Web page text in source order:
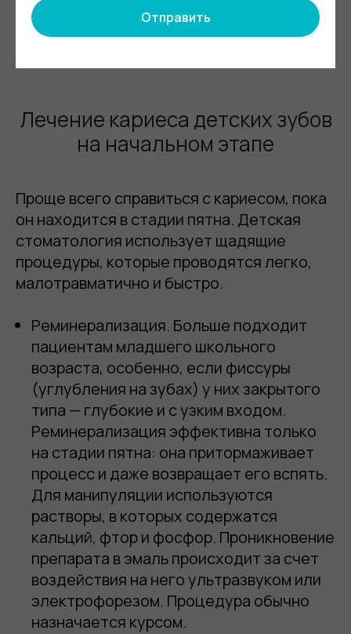
Отправить
исследование, трансиллюминационный
метод.
Лечение кариеса детских зубов
на начальном этапе
Проще всего справиться с кариесом, пока
он находится в стадии пятна. Детская
стоматология использует щадящие
процедуры, которые проводятся легко,
малотравматично и быстро.
Реминерализация. Больше подходит
пациентам младшего школьного
возраста, особенно, если фиссуры
(углубления на зубах) у них закрытого
типа — глубокие и с узким входом.
Реминерализация эффективна только
на стадии пятна: она притормаживает
процесс и даже возвращает его вспять.
Для манипуляции используются
растворы, в которых содержатся
кальций, фтор и фосфор. Проникновение
препарата в эмаль происходит за счет
воздействия на него ультразвуком или
электрофорезом. Процедура обычно
назначается курсом.